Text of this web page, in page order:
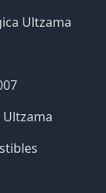
Ultzama